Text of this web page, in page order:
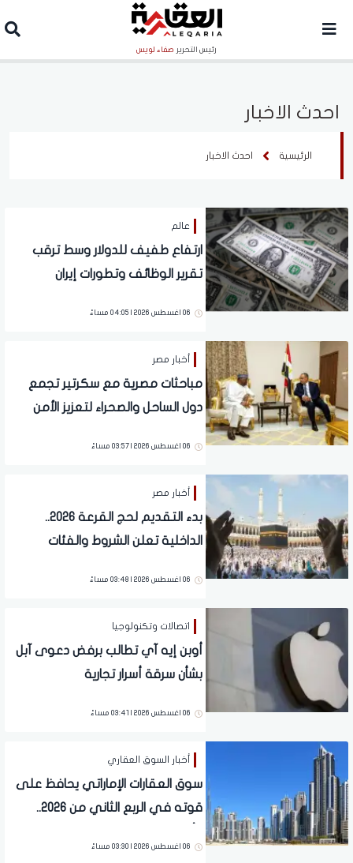
رئيس التحرير صفاء لويس
احدث الاخبار
الرئيسية احدث الاخبار
عالم
ارتفاع طفيف للدولار وسط ترقب
تقرير الوظائف وتطورات إيران
06 اغسطس 2026 | 04:05 مساءً
أخبار مصر
مباحثات مصرية مع سكرتير تجمع
دول الساحل والصحراء لتعزيز الأمن
06 اغسطس 2026 | 03:57 مساءً
أخبار مصر
بدء التقديم لحج القرعة 2026..
الداخلية تعلن الشروط والفئات
06 اغسطس 2026 | 03:48 مساءً
اتصالات وتكنولوجيا
أوبن إيه آي تطالب برفض دعوى آبل
بشأن سرقة أسرار تجارية
06 اغسطس 2026 | 03:41 مساءً
أخبار السوق العقاري
سوق العقارات الإماراتي يحافظ على
قوته في الربع الثاني من 2026..
المستثمرين
06 اغسطس 2026 | 03:30 مساءً